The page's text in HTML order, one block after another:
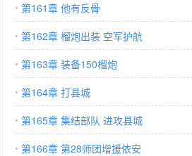
第161章 他有反骨
第162章 榴炮出装 空军护航
第163章 装备150榴炮
第164章 打县城
第165章 集结部队 进攻县城
第166章 第28师团增援依安